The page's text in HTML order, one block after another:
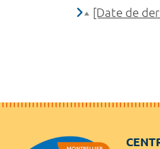
[Date de